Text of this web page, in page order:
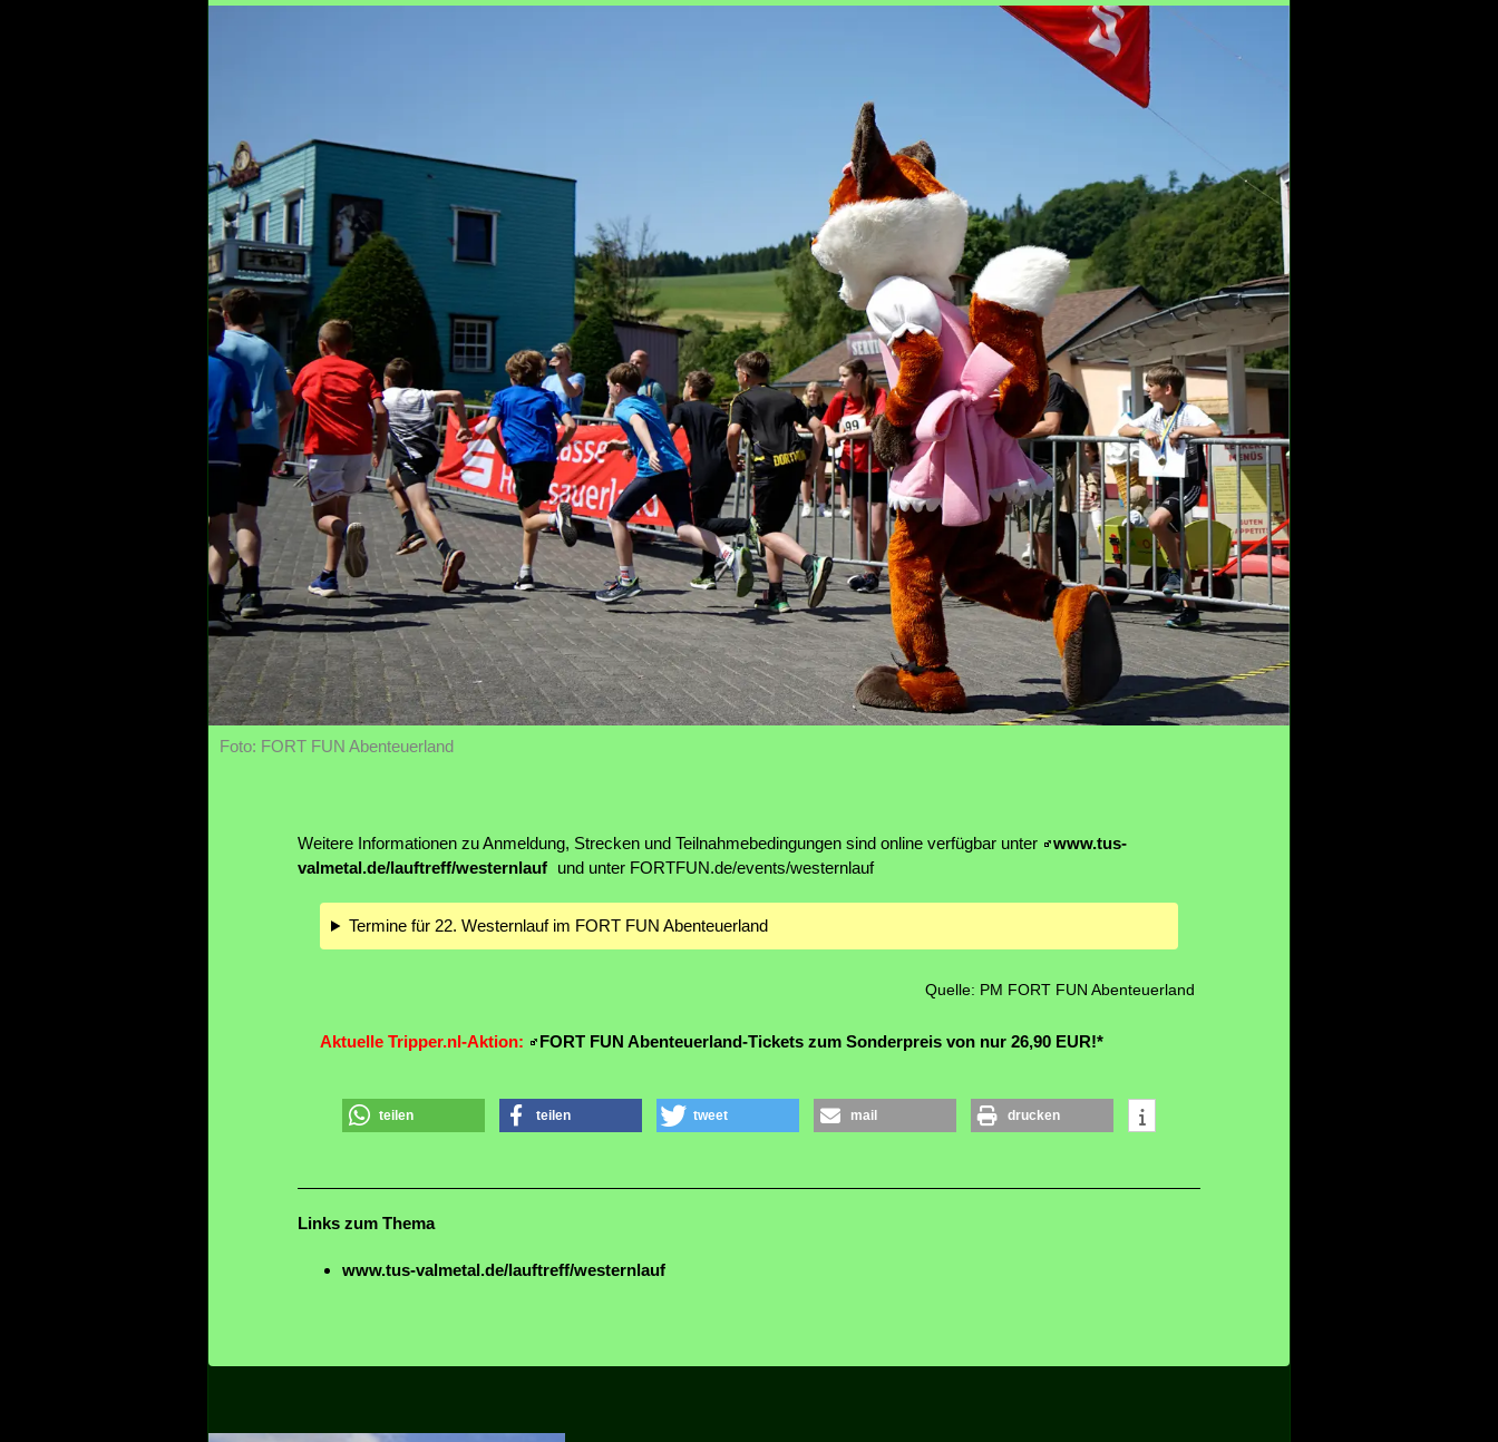
Foto: FORT FUN Abenteuerland
Weitere Informationen zu Anmeldung, Strecken und Teilnahmebedingungen sind online verfügbar unter
www.tus-
valmetal.de/lauftreff/westernlauf und unter FORTFUN.de/events/westernlauf
Termine für 22. Westernlauf im FORT FUN Abenteuerland
Quelle: PM FORT FUN Abenteuerland
Aktuelle Tripper.nl-Aktion: FORT FUN Abenteuerland-Tickets zum Sonderpreis von nur 26,90 EUR!*
teilen teilen tweet mail drucken
Links zum Thema
www.tus-valmetal.de/lauftreff/westernlauf